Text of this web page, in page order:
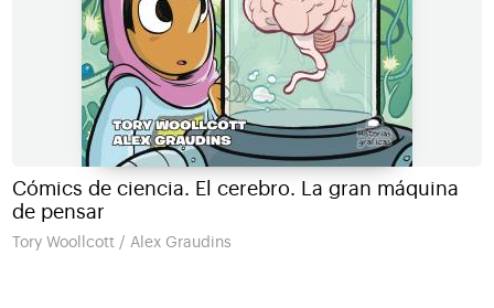
Cómics de ciencia. El cerebro. La gran máquina
de pensar
Tory Woollcott / Alex Graudins